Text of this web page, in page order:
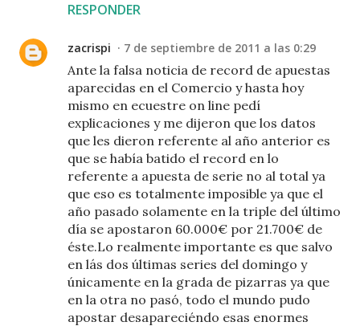
RESPONDER
zacrispi 7 de septiembre de 2011 a las 0:29
Ante la falsa noticia de record de apuestas
aparecidas en el Comercio y hasta hoy
mismo en ecuestre on line pedí
explicaciones y me dijeron que los datos
que les dieron referente al año anterior es
que se había batido el record en lo
referente a apuesta de serie no al total ya
que eso es totalmente imposible ya que el
año pasado solamente en la triple del último
día se apostaron 60.000€ por 21.700€ de
éste.Lo realmente importante es que salvo
en lás dos últimas series del domingo y
únicamente en la grada de pizarras ya que
en la otra no pasó, todo el mundo pudo
apostar desapareciéndo esas enormes